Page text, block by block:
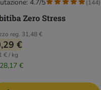
reg. 31,48 €
€
€ / kg
28,17 €
4.7/5 (144)